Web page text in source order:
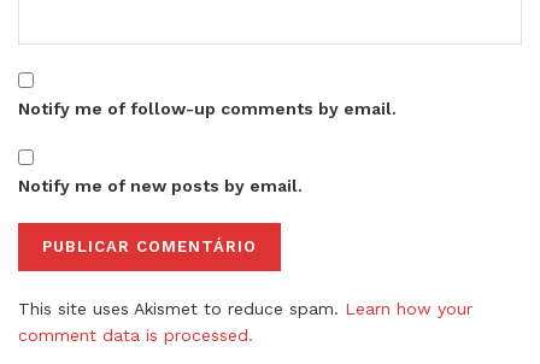
Notify me of follow-up comments by email.
Notify me of new posts by email.
This site uses Akismet to reduce spam. Learn how your
comment data is processed.